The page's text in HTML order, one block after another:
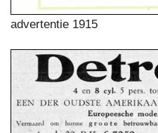
advertentie 1915